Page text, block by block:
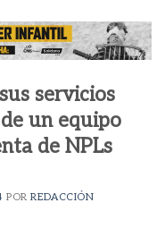
servicios
un equipo
de NPLs
PORREDACCIÓN